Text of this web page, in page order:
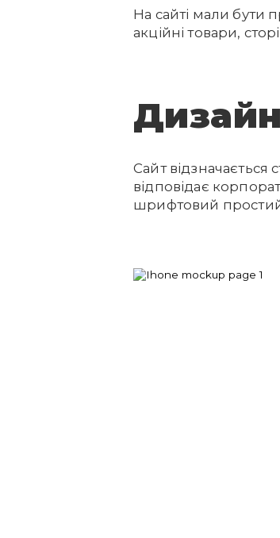
На сайті мали бути
акційні товари,
Дизайн
Сайт
відповідає
шрифтовий простий